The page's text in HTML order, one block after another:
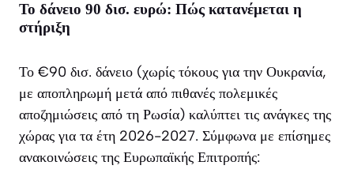
Το δάνειο 90 δισ. ευρώ: Πώς κατανέμεται η
στήριξη
Το €90 δισ. δάνειο (χωρίς τόκους για την Ουκρανία,
με αποπληρωμή μετά από πιθανές πολεμικές
αποζημιώσεις από τη Ρωσία) καλύπτει τις ανάγκες της
χώρας για τα έτη 2026-2027. Σύμφωνα με επίσημες
ανακοινώσεις της Ευρωπαϊκής Επιτροπής: